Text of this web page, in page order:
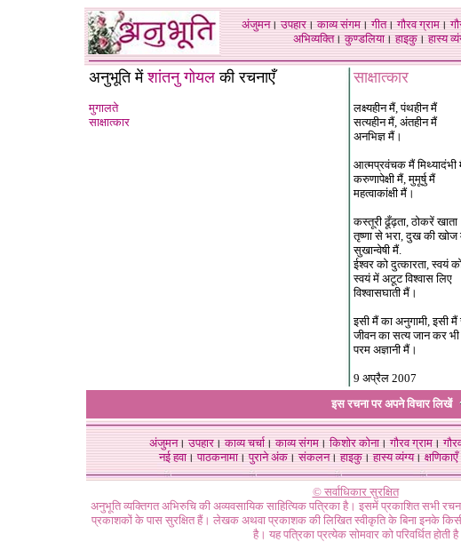
अंजुमन।उपहार।काव्य संगम।गीत।गौरव ग्राम।
अभिव्यक्ति।कुण्डलिया।हाइकु।हास्य
अनुभूति मेंशांतनु गोयल की रचनाएँ
मुगालते
साक्षात्कार
साक्षात्कार
लक्ष्यहीन मैं, पंथहीन मैं
सत्यहीन मैं, अंतहीन मैं
अनभिज्ञ मैं।
आत्मप्रवंचक मैं मिथ्यादंभी
करुणापेक्षी मैं, मुमूर्षु मैं
महत्वाकांक्षी मैं।
कस्तूरी ढूँढ़ता, ठोकरें खाता
तृष्णा से भरा, दुख की खोज
सुखान्वेषी मैं.
ईश्वर को दुत्कारता, स्वयं
स्वयं में अटूट विश्वास लिए
विश्वासघाती मैं।
इसी मैं का अनुगामी, इसी मैं
जीवन का सत्य जान कर भी
परम अज्ञानी मैं।
9 अप्रैल 2007
इस रचना पर अपने विचार लिखें
अंजुमन।उपहार।काव्य चर्चा।काव्य संगम।किशोर कोना।गौरव ग्राम।
नई हवा। पाठकनामा। पुराने अंक। संकलन। हाइकु। हास्य व्यंग्य। क्षणिकाएँ
© सर्वाधिकार सुरक्षित
अनुभूति व्यक्तिगत अभिरुचि की अव्यवसायिक साहित्यिक पत्रिका है। इसमें प्रकाशित सभी
प्रकाशकों के पास सुरक्षित हैं। लेखक अथवा प्रकाशक की लिखित स्वीकृति के बिना इनके
है। यह पत्रिका प्रत्येक सोमवार को परिवर्धित होती है